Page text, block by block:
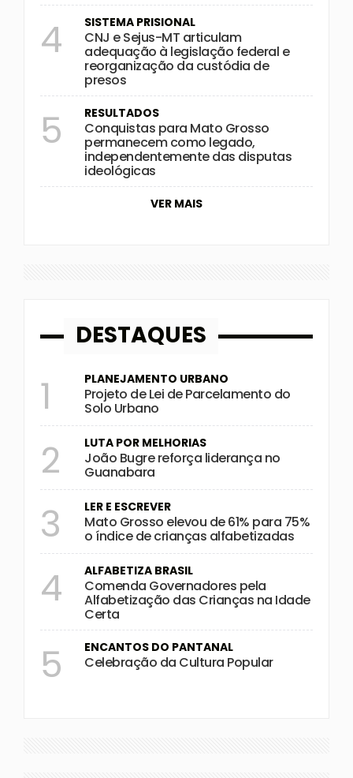
4 SISTEMA PRISIONAL
CNJ e Sejus-MT articulam
adequação à legislação federal e
reorganização da custódia de
presos
5 RESULTADOS
Conquistas para Mato Grosso
permanecem como legado,
independentemente das disputas
ideológicas
VER MAIS
DESTAQUES
1 PLANEJAMENTO URBANO
Projeto de Lei de Parcelamento do
Solo Urbano
2 LUTA POR MELHORIAS
João Bugre reforça liderança no
Guanabara
3 LER E ESCREVER
Mato Grosso elevou de 61% para 75%
o índice de crianças alfabetizadas
4 ALFABETIZA BRASIL
Comenda Governadores pela
Alfabetização das Crianças na Idade
Certa
5 ENCANTOS DO PANTANAL
Celebração da Cultura Popular